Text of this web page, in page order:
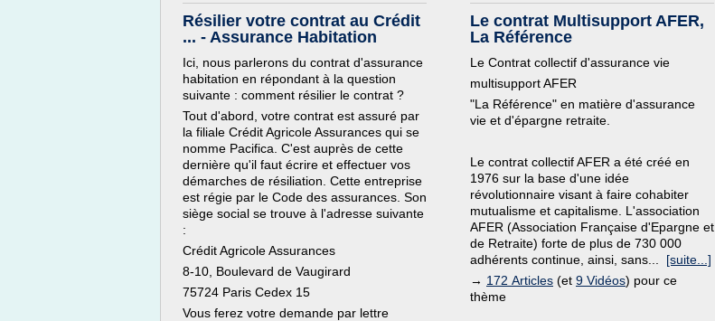
Résilier votre contrat au Crédit
... - Assurance Habitation
Ici, nous parlerons du contrat d'assurance
habitation en répondant à la question
suivante : comment résilier le contrat ?
Tout d'abord, votre contrat est assuré par
la filiale Crédit Agricole Assurances qui se
nomme Pacifica. C'est auprès de cette
dernière qu'il faut écrire et effectuer vos
démarches de résiliation. Cette entreprise
est régie par le Code des assurances. Son
siège social se trouve à l'adresse suivante
:
Crédit Agricole Assurances
8-10, Boulevard de Vaugirard
75724 Paris Cedex 15
Vous ferez votre demande par lettre
Le contrat Multisupport AFER,
La Référence
Le Contrat collectif d'assurance vie
multisupport AFER
"La Référence" en matière d'assurance
vie et d'épargne retraite.
Le contrat collectif AFER a été créé en
1976 sur la base d'une idée
révolutionnaire visant à faire cohabiter
mutualisme et capitalisme. L'association
AFER (Association Française d'Epargne et
de Retraite) forte de plus de 730 000
adhérents continue, ainsi, sans... [suite...]
→ 172 Articles (et 9 Vidéos) pour ce
thème